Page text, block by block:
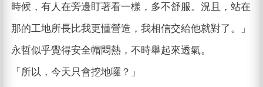
時候，有人在旁邊盯著看一樣，多不舒服。況且，站在
那的工地所長比我更懂營造，我相信交給他就對了。」
永哲似乎覺得安全帽悶熱，不時舉起來透氣。
「所以，今天只會挖地囉？」